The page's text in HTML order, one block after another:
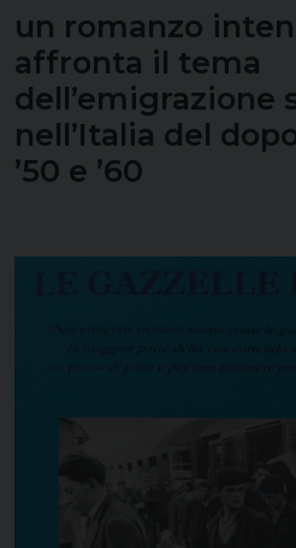
un romanzo
affronta il tema
dell’emigrazione
nell’Italia del
’50 e ’60